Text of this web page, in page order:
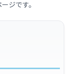
ジです。